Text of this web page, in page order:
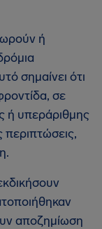
ή
σημαίνει ότι
σε
ή υπεράριθμης
αποζημίωση